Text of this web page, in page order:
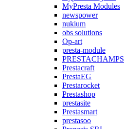
MyPresta Modules
newspower
nukium
obs solutions
Op-art
presta-module
PRESTACHAMPS
Prestacraft
PrestaEG
Prestarocket
Prestashop
prestasite
Prestasmart
prestasoo